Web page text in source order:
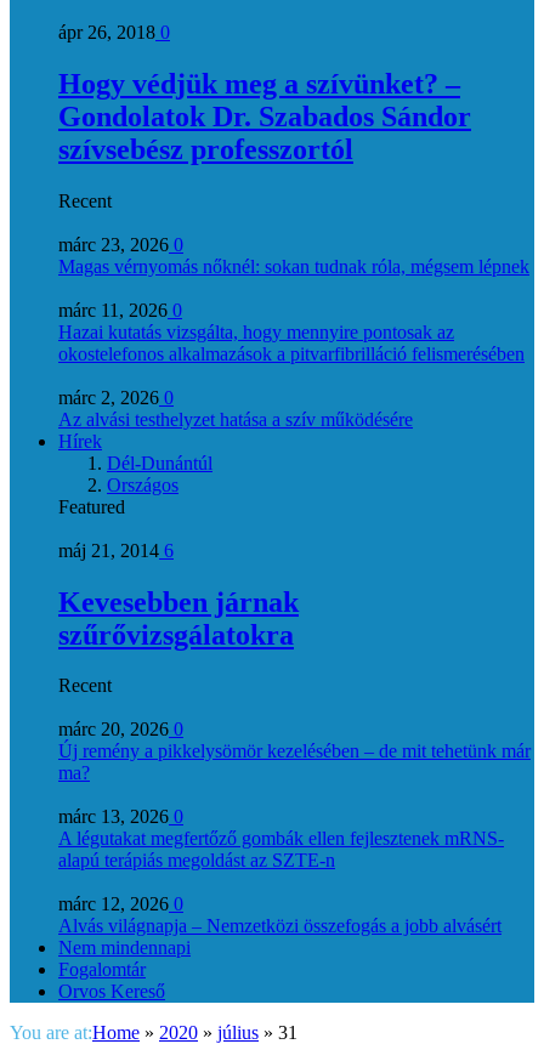
ápr 26, 2018 0
Hogy védjük meg a szívünket? –
Gondolatok Dr. Szabados Sándor
szívsebész professzortól
Recent
márc 23, 2026 0
Magas vérnyomás nőknél: sokan tudnak róla, mégsem lépnek
márc 11, 2026 0
Hazai kutatás vizsgálta, hogy mennyire pontosak az
okostelefonos alkalmazások a pitvarfibrilláció felismerésében
márc 2, 2026 0
Az alvási testhelyzet hatása a szív működésére
Hírek
Dél-Dunántúl
Országos
Featured
máj 21, 2014 6
Kevesebben járnak
szűrővizsgálatokra
Recent
márc 20, 2026 0
Új remény a pikkelysömör kezelésében – de mit tehetünk már
ma?
márc 13, 2026 0
A légutakat megfertőző gombák ellen fejlesztenek mRNS-
alapú terápiás megoldást az SZTE-n
márc 12, 2026 0
Alvás világnapja – Nemzetközi összefogás a jobb alvásért
Nem mindennapi
Fogalomtár
Orvos Kereső
You are at:Home » 2020 » július » 31